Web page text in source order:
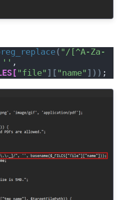
( "/[^A-Za-
''
"file" ][ "name" ])) ;